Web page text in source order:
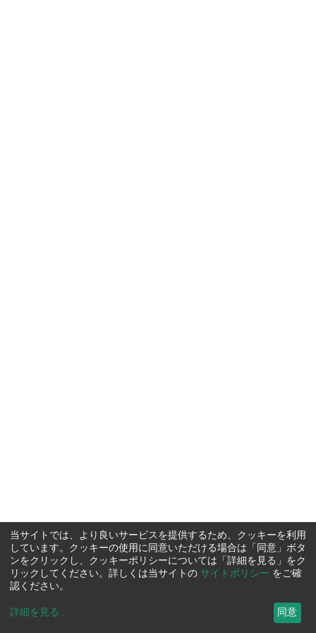
当サイトでは、より良いサービスを提供するため、クッキーを利用
しています。クッキーの使用に同意いただける場合は「同意」ボタ
ンをクリックし、クッキーポリシーについては「詳細を見る」をク
リックしてください。詳しくは当サイトの サイトポリシー をご確
認ください。
詳細を見る ... 同意